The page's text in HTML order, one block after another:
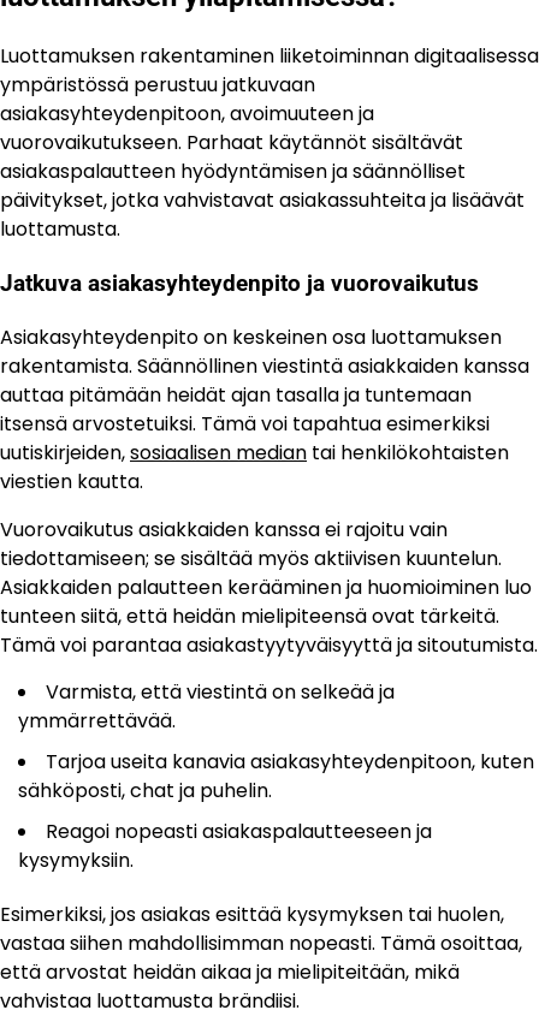
Luottamuksen rakentaminen liiketoiminnan digitaalisessa
ympäristössä perustuu jatkuvaan
asiakasyhteydenpitoon, avoimuuteen ja
vuorovaikutukseen. Parhaat käytännöt sisältävät
asiakaspalautteen hyödyntämisen ja säännölliset
päivitykset, jotka vahvistavat asiakassuhteita ja lisäävät
luottamusta.
Jatkuva asiakasyhteydenpito ja vuorovaikutus
Asiakasyhteydenpito on keskeinen osa luottamuksen
rakentamista. Säännöllinen viestintä asiakkaiden kanssa
auttaa pitämään heidät ajan tasalla ja tuntemaan
itsensä arvostetuiksi. Tämä voi tapahtua esimerkiksi
uutiskirjeiden,sosiaalisen median tai henkilökohtaisten
viestien kautta.
Vuorovaikutus asiakkaiden kanssa ei rajoitu vain
tiedottamiseen; se sisältää myös aktiivisen kuuntelun.
Asiakkaiden palautteen kerääminen ja huomioiminen luo
tunteen siitä, että heidän mielipiteensä ovat tärkeitä.
Tämä voi parantaa asiakastyytyväisyyttä ja sitoutumista.
Varmista, että viestintä on selkeää ja
ymmärrettävää.
Tarjoa useita kanavia asiakasyhteydenpitoon, kuten
sähköposti, chat ja puhelin.
Reagoi nopeasti asiakaspalautteeseen ja
kysymyksiin.
Esimerkiksi, jos asiakas esittää kysymyksen tai huolen,
vastaa siihen mahdollisimman nopeasti. Tämä osoittaa,
että arvostat heidän aikaa ja mielipiteitään, mikä
vahvistaa luottamusta brändiisi.